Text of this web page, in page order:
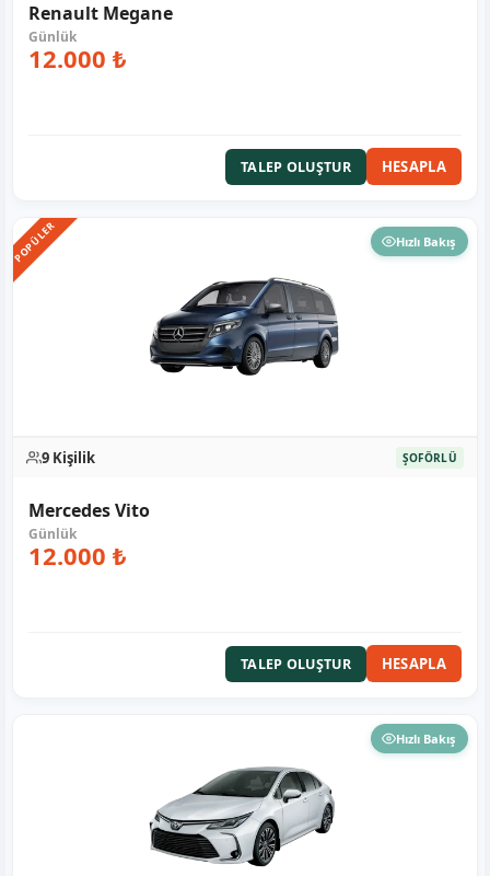
Renault Megane
12.000 ₺
TALEP OLUŞTUR HESAPLA
POPÜLER Hızlı Bakış
9 Kişilik ŞOFÖRLÜ
Mercedes Vito
12.000 ₺
TALEP OLUŞTUR HESAPLA
Hızlı Bakış